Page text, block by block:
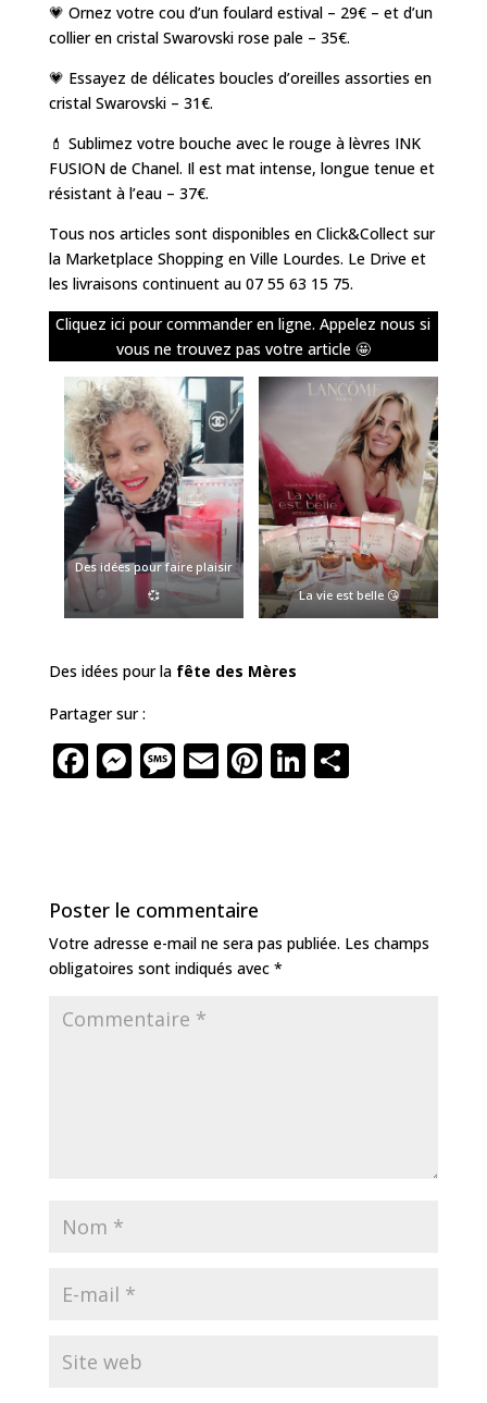
💗 Ornez votre cou d’un foulard estival – 29€ – et d’un
collier en cristal Swarovski rose pale – 35€.
💗 Essayez de délicates boucles d’oreilles assorties en
cristal Swarovski – 31€.
💄 Sublimez votre bouche avec le rouge à lèvres INK
FUSION de Chanel. Il est mat intense, longue tenue et
résistant à l’eau – 37€.
Tous nos articles sont disponibles en Click&Collect sur
la Marketplace Shopping en Ville Lourdes. Le Drive et
les livraisons continuent au 07 55 63 15 75.
Cliquez ici pour commander en ligne. Appelez nous si
vous ne trouvez pas votre article 🤩
Des idées pour faire plaisir
💞
La vie est belle 😘
Des idées pour la fête des Mères
Partager sur :
F
a
b
o
o
k
M
e
n
g
e
r
M
e
g
e
E
m
Pi
n
st
Li
n
n
P
r
Poster le commentaire
Votre adresse e-mail ne sera pas publiée. Les champs
obligatoires sont indiqués avec *